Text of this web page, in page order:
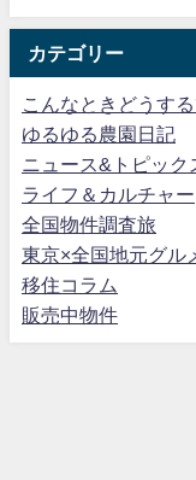
カテゴリー
こんなときどうす
ゆるゆる農園日記
ニュース&トピック
ライフ＆カルチャー
全国物件調査旅
東京×全国地元グル
移住コラム
販売中物件